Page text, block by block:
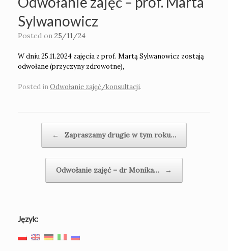
Sylwanowicz
Posted on 25/11/24
W dniu 25.11.2024 zajęcia z prof. Martą Sylwanowicz zostają
odwołane (przyczyny zdrowotne),
Posted inOdwołanie zajęć/konsultacji.
← Zapraszamy drugie w tym roku…
Odwołanie zajęć – dr Monika… →
Język: